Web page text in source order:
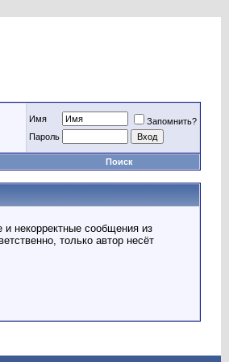
Имя
Запомнить?
Пароль
Поиск
некорректные сообщения из
только автор несёт